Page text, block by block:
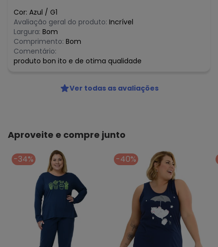
Cor: Azul / G1
Avaliação geral do produto: Incrível
Largura: Bom
Comprimento: Bom
Comentário:
produto bon ito e de otima qualidade
Ver todas as avaliações
Aproveite e compre junto
-34% -40%